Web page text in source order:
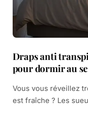
Draps anti
pour dormir au
Vous vous réveillez
est fraîche ? Les